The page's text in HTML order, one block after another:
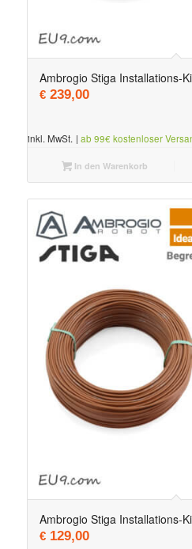
Ambrogio Stiga Installations-
€239,00
inkl. MwSt. | ab 99€ kostenloser
In den Warenkorb
Ambrogio Stiga Installations-
€129,00